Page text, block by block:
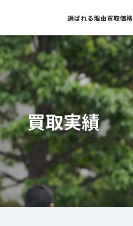
選ばれる理由買取価格
買取実績